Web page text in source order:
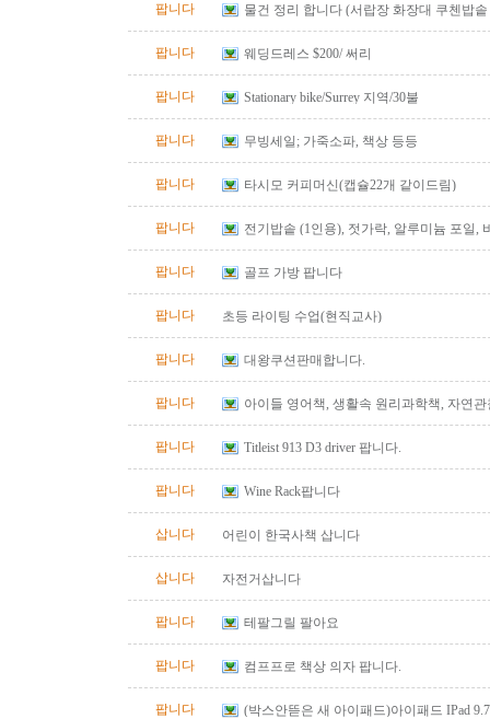
팝니다
물건 정리 합니다 (서랍장 화장대 쿠첸밥
팝니다
웨딩드레스 $200/ 써리
팝니다 Stationary bike/Surrey 지역/30불
팝니다 무빙세일; 가죽소파, 책상 등등
팝니다 타시모 커피머신(캡슐22개 같이드림)
팝니다
전기밥솥 (1인용), 젓가락, 알루미늄 포일,
팝니다
골프 가방 팝니다
팝니다 초등 라이팅 수업(현직교사)
팝니다 대왕쿠션판매합니다.
팝니다
아이들 영어책, 생활속 원리과학책, 자연
팝니다
Titleist 913 D3 driver 팝니다.
팝니다 Wine Rack팝니다
삽니다 어린이 한국사책 삽니다
삽니다 자전거삽니다
팝니다 테팔그릴 팔아요
팝니다 컴프프로 책상 의자 팝니다.
팝니다 (박스안뜯은 새 아이패드)아이패드 IPad 9.7